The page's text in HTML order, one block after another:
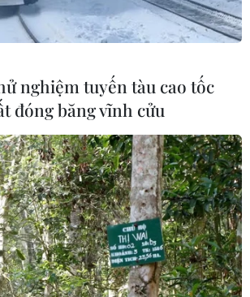
Hỗ trợ
TTXVN
BTTTT do Bộ Thông tin và Truyền thông
Nguyễn Thị Tám: 093.5958688, Email:
- (024) 39411348, Fax: (024)
nghiệm tuyến tàu cao tốc
đóng băng vĩnh cửu